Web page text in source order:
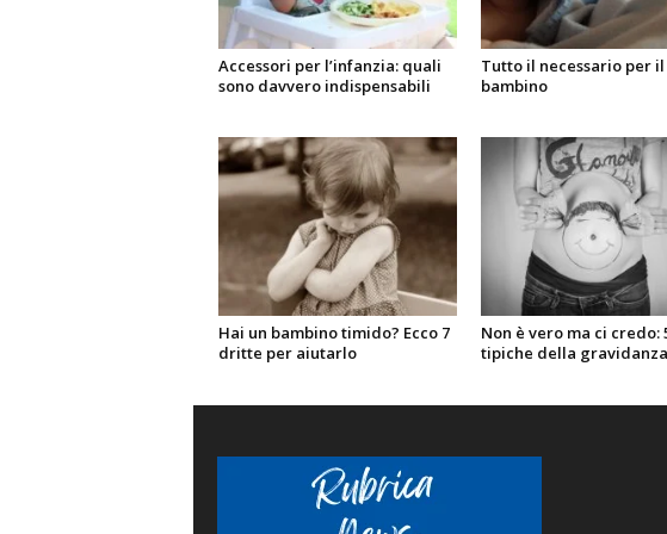
Accessori per l’infanzia: quali
sono davvero indispensabili
Tutto il necessario per
bambino
Hai un bambino timido? Ecco 7
dritte per aiutarlo
Non è vero ma ci credo:
tipiche della gravidanza